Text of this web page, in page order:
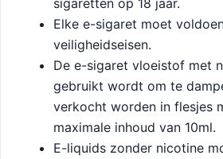
Elke e-sigaret moet
veiligheidseisen.
De e-sigaret vloeistof met
gebruikt wordt om te
verkocht worden in flesjes
maximale inhoud van 10ml.
E-liquids zonder nicotine